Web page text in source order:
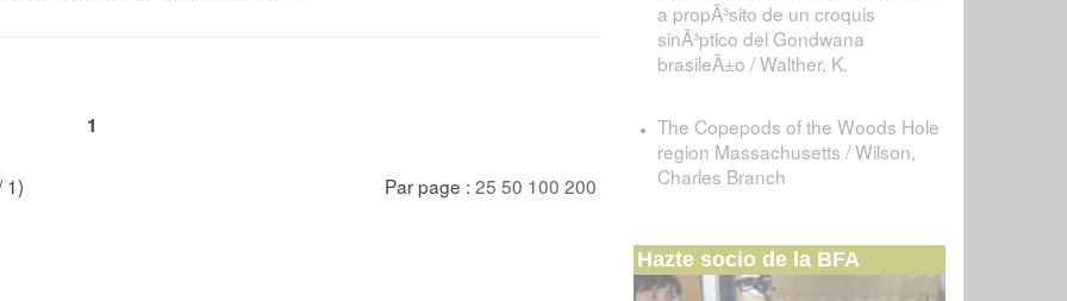
1
1) Par page : 25 50 100 200
a propÃ³sito de un croquis
sinÃ³ptico del Gondwana
brasileÃ±o / Walther, K.
The Copepods of the Woods Hole
region Massachusetts / Wilson,
Charles Branch
Hazte socio de la BFA